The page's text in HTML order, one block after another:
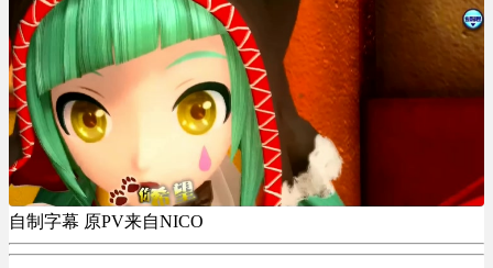
自制字幕 原PV来自NICO